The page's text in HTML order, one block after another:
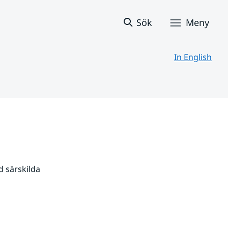
Sök Meny
In English
särskilda